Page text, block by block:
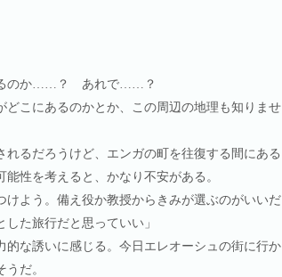
るのか……？ あれで……？
どこにあるのかとか、この周辺の地理も知りませ
るだろうけど、エンガの町を往復する間にある
性を考えると、かなり不安がある。
けよう。備え役か教授からきみが選ぶのがいいだ
た旅行だと思っていい」
な誘いに感じる。今日エレオーシュの街に行か
だ。